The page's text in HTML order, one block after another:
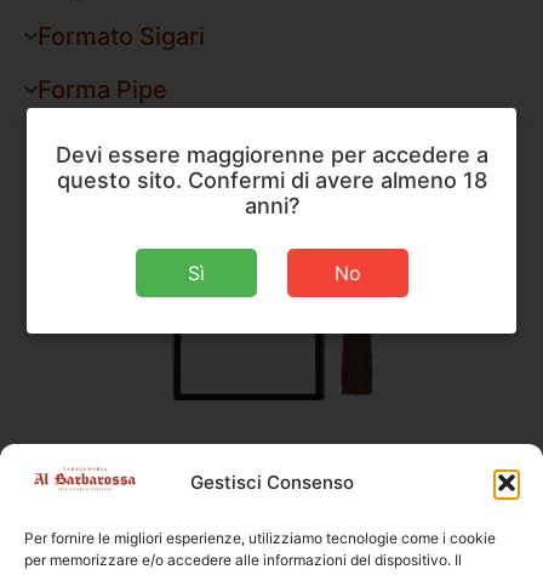
Gestisci Consenso
Per fornire le migliori esperienze, utilizziamo tecnologie come i cookie
per memorizzare e/o accedere alle informazioni del dispositivo. Il
Formato Sigari
Forma Pipe
Sigari ,
Toscano Toscanello Giallo
Dimensioni
70 × 10 mm
Devi essere maggiorenne per accedere a
questo sito. Confermi di avere almeno 18
anni?
Sì No